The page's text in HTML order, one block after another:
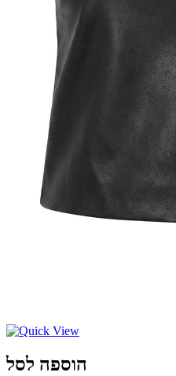
הוספה לסל